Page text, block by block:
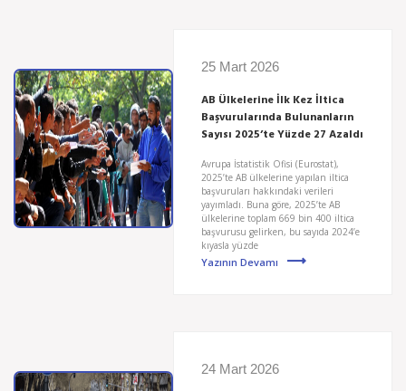
25 Mart 2026
AB Ülkelerine İlk Kez İltica
Başvurularında Bulunanların
Sayısı 2025’te Yüzde 27 Azaldı
Avrupa İstatistik Ofisi (Eurostat),
2025’te AB ülkelerine yapılan iltica
başvuruları hakkındaki verileri
yayımladı. Buna göre, 2025’te AB
ülkelerine toplam 669 bin 400 iltica
başvurusu gelirken, bu sayıda 2024’e
kıyasla yüzde
Yazının Devamı
24 Mart 2026